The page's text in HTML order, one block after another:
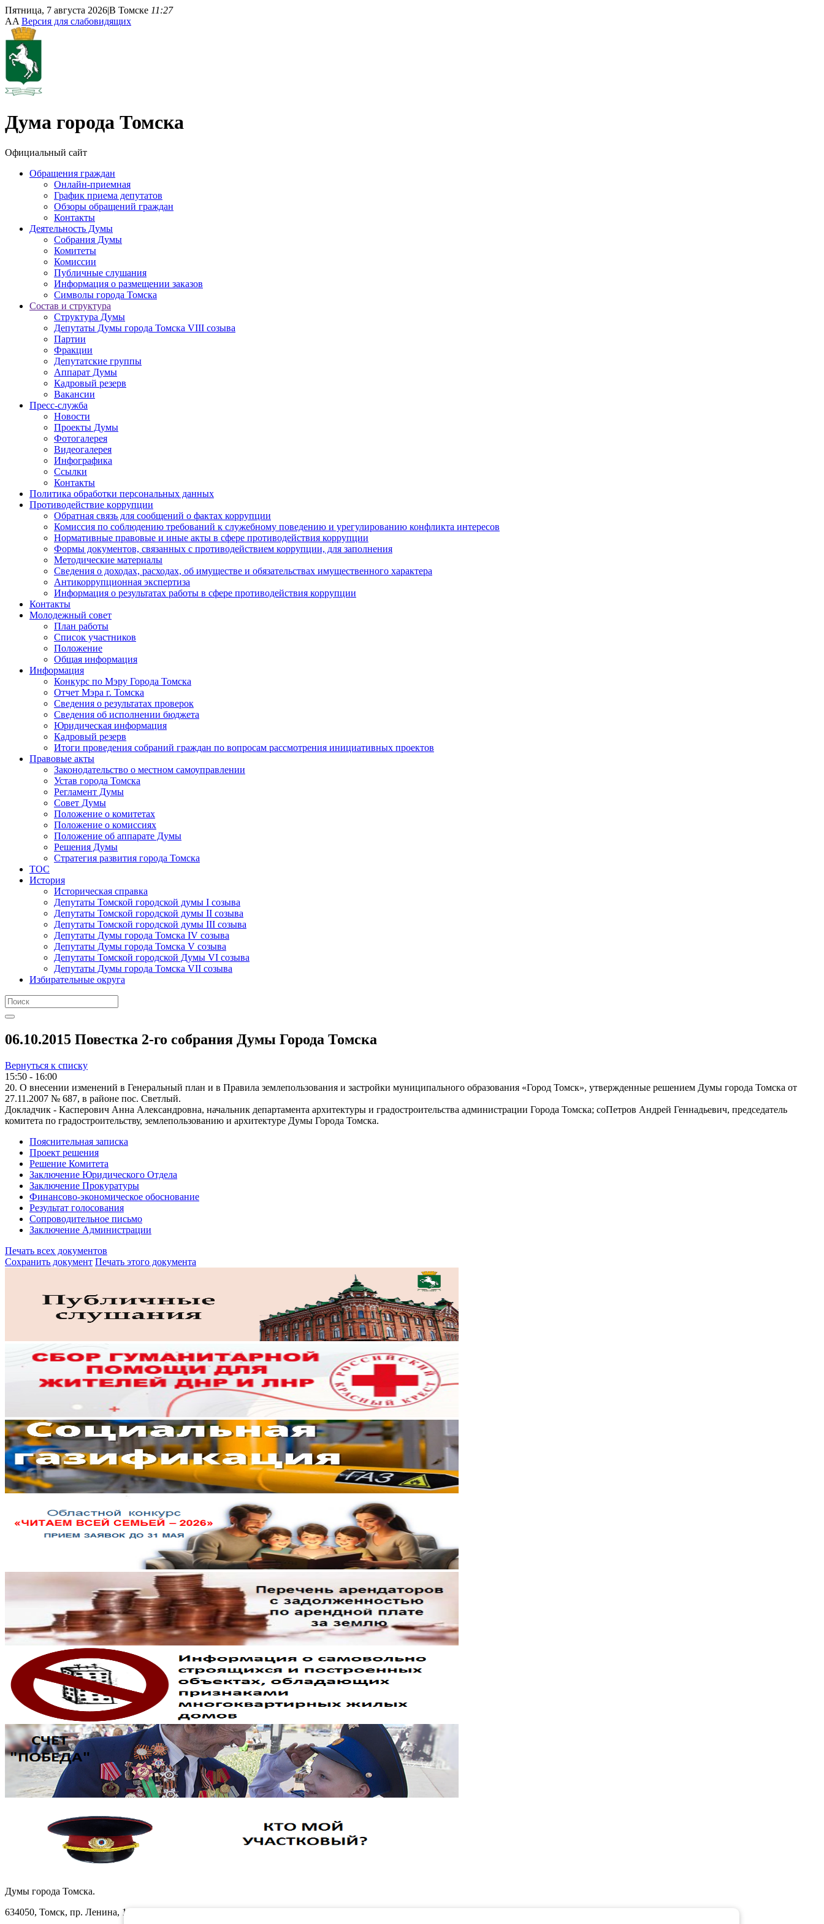
Пятница, 7 августа 2026|В Томске 11:27
AA Версия для слабовидящих
Дума города Томска
Официальный сайт
Обращения граждан
Онлайн-приемная
График приема депутатов
Обзоры обращений граждан
Контакты
Деятельность Думы
Собрания Думы
Комитеты
Комиссии
Публичные слушания
Информация о размещении заказов
Символы города Томска
Состав и структура
Структура Думы
Депутаты Думы города Томска VIII созыва
Партии
Фракции
Депутатские группы
Аппарат Думы
Кадровый резерв
Вакансии
Пресс-служба
Новости
Проекты Думы
Фотогалерея
Видеогалерея
Инфографика
Ссылки
Контакты
Политика обработки персональных данных
Прoтивoдeйствие кoрpупции
Обратная связь для сообщений о фактах коррупции
Комиссия по соблюдению требований к служебному поведению и урегулированию конфликта интересов
Нормативные правовые и иные акты в сфере противодействия коррупции
Формы документов, связанных с противодействием коррупции, для заполнения
Методические материалы
Сведения о доходах, расходах, об имуществе и обязательствах имущественного характера
Антикоррупционная экспертиза
Информация о результатах работы в сфере противодействия коррупции
Контакты
Молодежный совет
План работы
Список участников
Положение
Общая информация
Информация
Конкурс по Мэру Города Томска
Отчет Мэра г. Томска
Сведения о результатах проверок
Сведения об исполнении бюджета
Юридическая информация
Кадровый резерв
Итоги проведения собраний граждан по вопросам рассмотрения инициативных проектов
Правовые акты
Законодательство о местном самоуправлении
Устав города Томска
Регламент Думы
Совет Думы
Положение о комитетах
Положение о комиссиях
Положение об аппарате Думы
Решения Думы
Стратегия развития города Томска
ТОС
История
Историческая справка
Депутаты Томской городской думы I созыва
Депутаты Томской городской думы II созыва
Депутаты Томской городской думы III созыва
Депутаты Думы города Томска IV созыва
Депутаты Думы города Томска V созыва
Депутаты Томской городской Думы VI созыва
Депутаты Думы города Томска VII созыва
Избирательные округа
06.10.2015 Повестка 2-го собрания Думы Города Томска
Вернуться к списку
15:50 - 16:00
20. О внесении изменений в Генеральный план и в Правила землепользования и застройки муниципального образования «Город Томск», утвержденные решением Думы города Томска от
27.11.2007 № 687, в районе пос. Светлый.
Докладчик - Касперович Анна Александровна, начальник департамента архитектуры и градостроительства администрации Города Томска; соПетров Андрей Геннадьевич, председатель
комитета по градостроительству, землепользованию и архитектуре Думы Города Томска.
Пояснительная записка
Проект решения
Решение Комитета
Заключение Юридического Отдела
Заключение Прокуратуры
Финансово-экономическое обоснование
Результат голосования
Сопроводительное письмо
Заключение Администрации
Печать всех документов
Сохранить документ Печать этого документа
Думы города Томска.
634050, Томск, пр. Ленина, 105